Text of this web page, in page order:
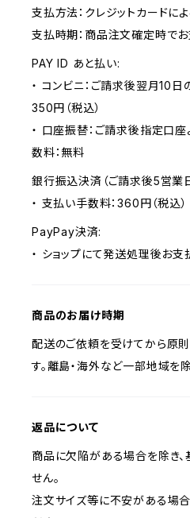
支払方法：クレジットカードに
支払時期：商品注文確定時でお
PAY ID あと払い:
・ コンビニ：ご請求後翌月10日
350円（税込）
・ 口座振替：ご請求後指定口座
数料：無料
銀行振込決済（ご請求後5営業
・ 支払い手数料：360円（税込）
PayPay決済:
・ ショップにて発送処理後お支
商品のお届け時期
配送のご依頼を受けてから原
す。離島・海外など一部地域を除
返品について
商品に欠陥がある場合を除き
せん。
注文サイズ等に不安がある場